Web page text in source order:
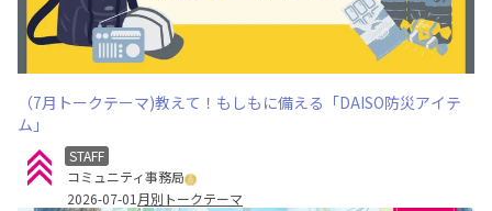
（7月トークテーマ)教えて！もしもに備える「DAISO防災アイテ
ム」
STAFF
コミュニティ事務局
2026-07-01 月別トークテーマ